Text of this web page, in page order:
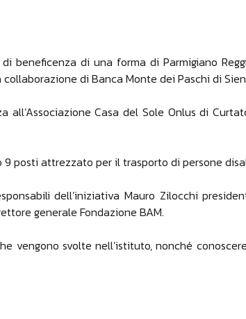
beneficenza di una forma di Parmigiano
di Banca Monte dei Paschi di
Casa del Sole Onlus di
posti attrezzato per il trasporto di persone
dell’iniziativa Mauro Zilocchi
generale Fondazione BAM.
vengono svolte nell’istituto, nonché